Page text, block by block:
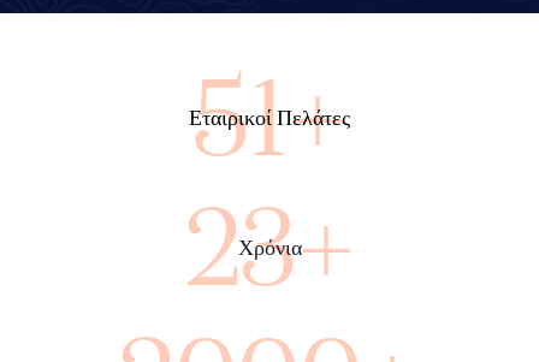
88+
Εταιρικοί Πελάτες
40+
Χρόνια